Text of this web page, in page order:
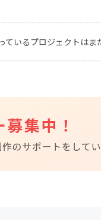
ているプロジェクトはま